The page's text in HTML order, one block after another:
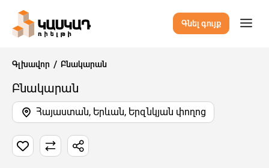
Գնել գույք
Գլխավոր Բնակարան
Բնակարան
Հայաստան, Երևան, Երզնկյան փողոց